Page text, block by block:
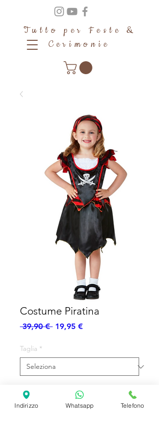
Tutto per Feste &
Cerimonie
Costume Piratina
39,90 € Prezzo
19,95 €Prezzo
Taglia *
Quantità
Indirizzo Whatsapp Telefono